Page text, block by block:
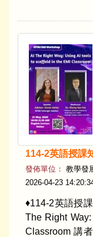
114-2英語授課
發佈單位： 教學發
2026-04-23
♦114-2英語授
The Right
Classroom 講